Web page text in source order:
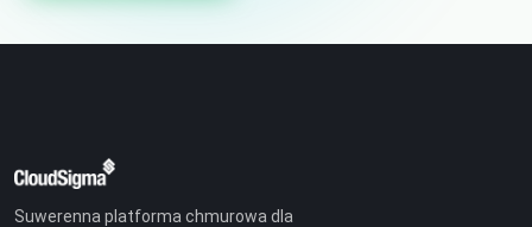
Suwerenna platforma chmurowa dla